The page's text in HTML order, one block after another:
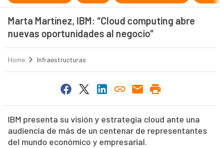
Marta Martínez, IBM: “Cloud computing abre
nuevas oportunidades al negocio”
Home Infraestructuras
IBM presenta su visión y estrategia cloud ante una
audiencia de más de un centenar de representantes
del mundo económico y empresarial.